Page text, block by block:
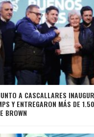
A CASCALLARES
Y ENTREGARON MÁS DE
BROWN